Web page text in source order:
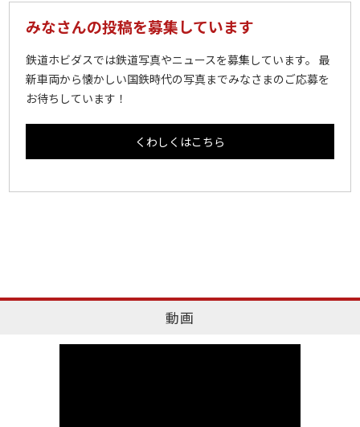
みなさんの投稿を募集しています
鉄道ホビダスでは鉄道写真やニュースを募集しています。 最
新車両から懐かしい国鉄時代の写真までみなさまのご応募を
お待ちしています！
くわしくはこちら
動画